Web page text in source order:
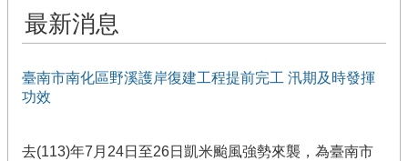
最新消息
臺南市南化區野溪護岸復建工程提前完工 汛期及時發揮
功效
去(113)年7月24日至26日凱米颱風強勢來襲，為臺南市